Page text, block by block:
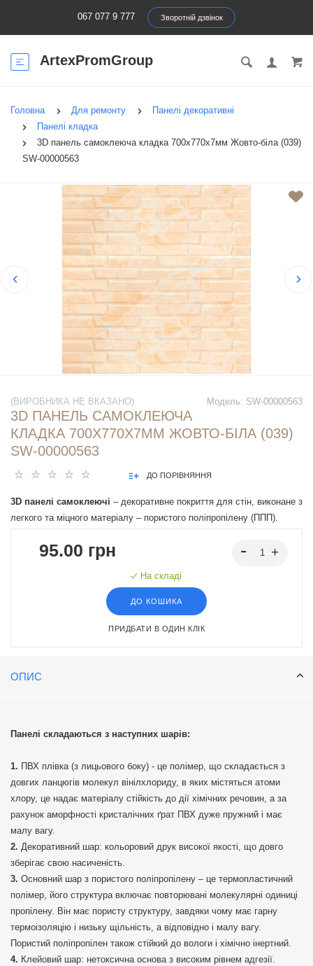
067 077 9 777 Зворотній дзвінок
ArtexPromGroup
Головна Для ремонту
Панелі декоративні
Панелі кладка
3D панель самоклеюча кладка 700х770х7мм Жовто-біла (039)
SW-00000563
Модель: SW-00000563
(ВИРОБНИКА НЕ ВКАЗАНО)
3D ПАНЕЛЬ САМОКЛЕЮЧА
КЛАДКА 700Х770Х7ММ ЖОВТО-БІЛА (039)
SW-00000563
ДО ПОРІВНЯННЯ
3D панелі самоклеючі – декоративне покриття для стін, виконане з
легкого та міцного матеріалу – пористого поліпропілену (ППП).
широкому різноманітті кольорів та наявність клейового шару, що
95.00 грн
На складі
ДО КОШИКА
ПРИДБАТИ В ОДИН КЛІК
ОПИС
Панелі складаються з наступних шарів:
ПВХ плівка (з лицьового боку) - це полімер, що складається з
довгих ланцюгів молекул вінілхлориду, в яких містяться атоми
хлору, це надає матеріалу стійкість до дії хімічних речовин, а за
рахунок аморфності кристалічних ґрат ПВХ дуже пружний і має
малу вагу.
Декоративний шар: кольоровий друк високої якості, що довго
зберігає свою насиченість.
Основний шар з пористого поліпропілену – це термопластичний
полімер, його структура включає повторювані молекулярні одиниці
пропілену. Він має пористу структуру, завдяки чому має гарну
термоізоляцію і низьку щільність, а відповідно і малу вагу.
Пористий поліпропілен також стійкий до вологи і хімічно інертний.
Клейовий шар: нетоксична основа з високим рівнем адгезії.